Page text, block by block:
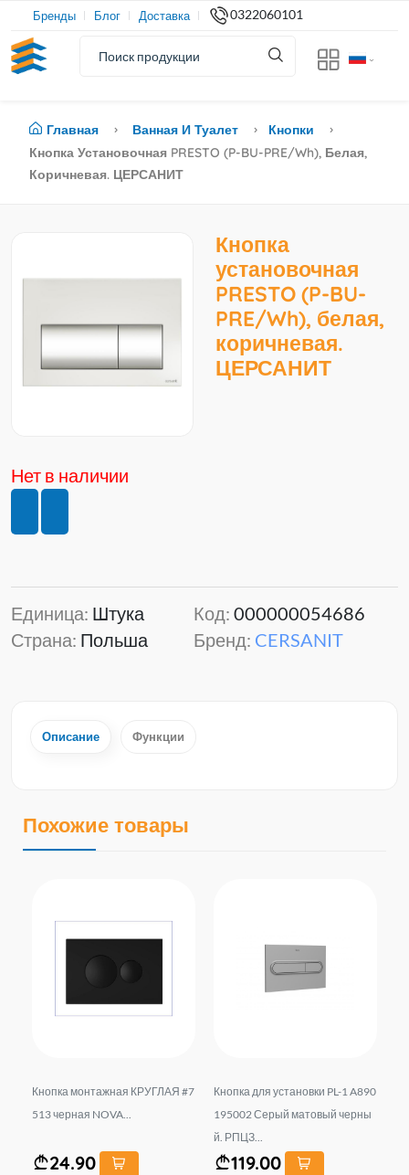
Бренды Блог Доставка 0322060101
Главная Ванная И Туалет
Кнопки
Кнопка Установочная PRESTO (P-BU-PRE/Wh), Белая,
Коричневая. ЦЕРСАНИТ
Кнопка
установочная
PRESTO (P-BU-
PRE/Wh), белая,
коричневая.
ЦЕРСАНИТ
Нет в наличии
Единица: Штука
Страна: Польша
Код: 000000054686
Бренд: CERSANIT
Описание Функции
Похожие товары
Кнопка монтажная КРУГЛАЯ #7
513 черная NOVA...
24.90
Кнопка для установки PL-1 A890
195002 Серый матовый черны
й. РПЦЗ...
119.00